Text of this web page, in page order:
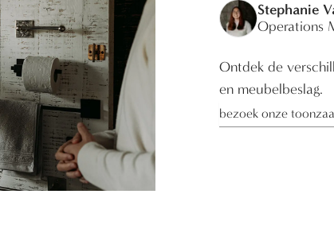
Stephanie
Operations
Ontdek de
en meubelbeslag.
bezoek onze